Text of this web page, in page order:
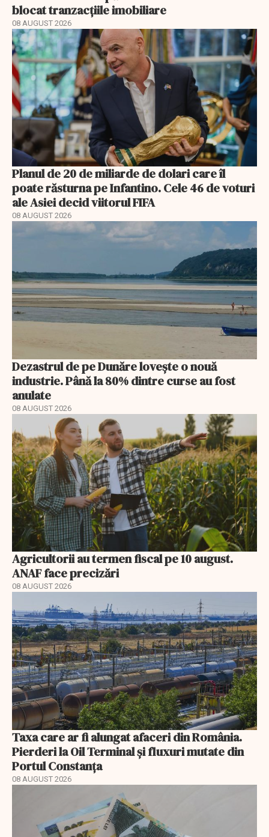
blocat tranzacțiile imobiliare
08 AUGUST 2026
Planul de 20 de miliarde de dolari care îl
poate răsturna pe Infantino. Cele 46 de voturi
ale Asiei decid viitorul FIFA
08 AUGUST 2026
Dezastrul de pe Dunăre lovește o nouă
industrie. Până la 80% dintre curse au fost
anulate
08 AUGUST 2026
Agricultorii au termen fiscal pe 10 august.
ANAF face precizări
08 AUGUST 2026
Taxa care ar fi alungat afaceri din România.
Pierderi la Oil Terminal și fluxuri mutate din
Portul Constanța
08 AUGUST 2026